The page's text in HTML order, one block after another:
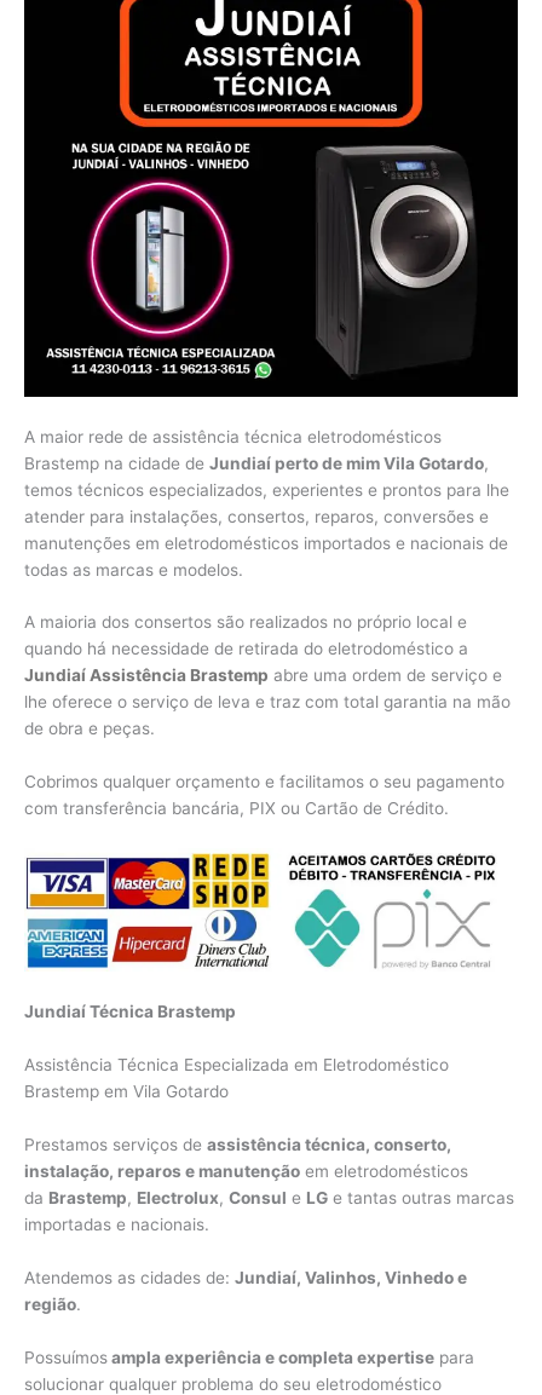
A maior rede de assistência técnica eletrodomésticos
Brastemp na cidade de Jundiaí perto de mim Vila Gotardo,
temos técnicos especializados, experientes e prontos para lhe
atender para instalações, consertos, reparos, conversões e
manutenções em eletrodomésticos importados e nacionais de
todas as marcas e modelos.
A maioria dos consertos são realizados no próprio local e
quando há necessidade de retirada do eletrodoméstico a
Jundiaí Assistência Brastemp abre uma ordem de serviço e
lhe oferece o serviço de leva e traz com total garantia na mão
de obra e peças.
Cobrimos qualquer orçamento e facilitamos o seu pagamento
com transferência bancária, PIX ou Cartão de Crédito.
Jundiaí Técnica Brastemp
Assistência Técnica Especializada em Eletrodoméstico
Brastemp em Vila Gotardo
Prestamos serviços de assistência técnica, conserto,
instalação, reparos e manutenção em eletrodomésticos
da Brastemp, Electrolux, Consul e LG e tantas outras marcas
importadas e nacionais.
Atendemos as cidades de: Jundiaí, Valinhos, Vinhedo e
região.
Possuímosampla experiência e completa expertise para
solucionar qualquer problema do seu eletrodoméstico